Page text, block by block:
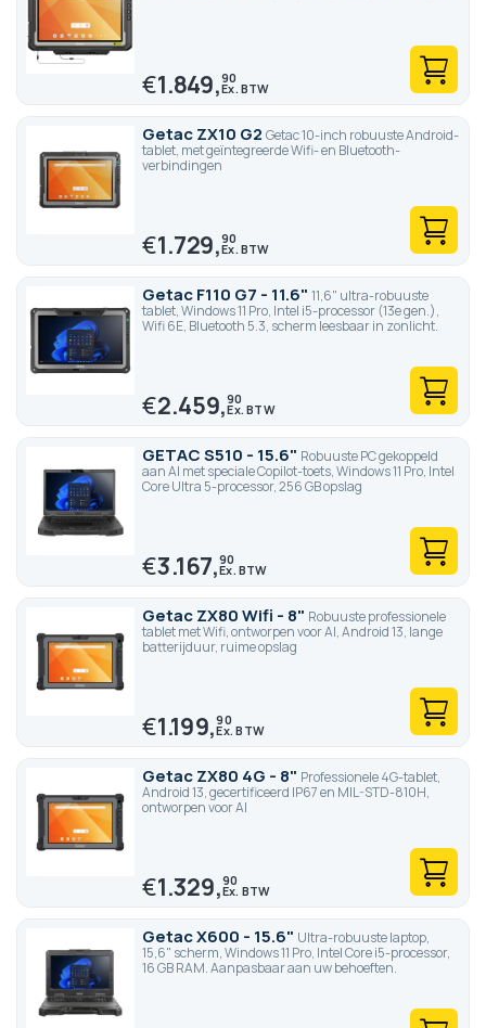
€1.849,90
Getac ZX10 G2 Getac 10-inch robuuste Android-
tablet, met geïntegreerde Wifi- en Bluetooth-
verbindingen
€1.729,90
Getac F110 G7 - 11.6" 11,6" ultra-robuuste
tablet, Windows 11 Pro, Intel i5-processor (13e gen.),
Wifi 6E, Bluetooth 5.3, scherm leesbaar in zonlicht.
€2.459,90
GETAC S510 - 15.6" Robuuste PC gekoppeld
aan AI met speciale Copilot-toets, Windows 11 Pro, Intel
Core Ultra 5-processor, 256 GB opslag
€3.167,90
Getac ZX80 Wifi - 8" Robuuste professionele
tablet met Wifi, ontworpen voor AI, Android 13, lange
batterijduur, ruime opslag
€1.199,90
Getac ZX80 4G - 8" Professionele 4G-tablet,
Android 13, gecertificeerd IP67 en MIL-STD-810H,
ontworpen voor AI
€1.329,90
Getac X600 - 15.6" Ultra-robuuste laptop,
15,6" scherm, Windows 11 Pro, Intel Core i5-processor,
16 GB RAM. Aanpasbaar aan uw behoeften.